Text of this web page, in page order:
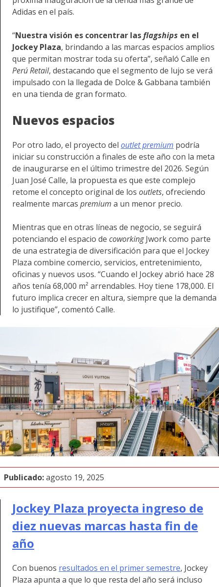
Adidas en el país.
“Nuestra visión es concentrar lasflagships en el
Jockey Plaza, brindando a las marcas espacios amplios
que permitan mostrar toda su oferta”, señaló Calle en
Perú Retail, destacando que el segmento de lujo se verá
impulsado con la llegada de Dolce & Gabbana también
en una tienda de gran formato.
Nuevos espacios
Por otro lado, el proyecto del outlet premium podría
iniciar su construcción a finales de este año con la meta
de inaugurarse en el último trimestre del 2026. Según
Juan José Calle, la propuesta es que este complejo
retome el concepto original de los outlets, ofreciendo
realmente marcas premium a un menor precio.
Mientras que en otras líneas de negocio, se seguirá
potenciando el espacio de coworkingJwork como parte
de una estrategia de diversificación para que el Jockey
Plaza combine comercio, servicios, entretenimiento,
oficinas y nuevos usos. “Cuando el Jockey abrió hace 28
años tenía 68,000 m² arrendables. Hoy tiene 178,000. El
futuro implica crecer en altura, siempre que la demanda
lo justifique”, comentó Calle.
Publicado:agosto 19, 2025
Jockey Plaza proyecta ingreso de
diez nuevas marcas hasta fin de
año
Con buenos resultados en el primer semestre, Jockey
Plaza apunta a que lo que resta del año será incluso